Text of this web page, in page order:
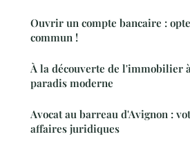
Ouvrir un compte bancaire :
commun !
À la découverte de l'immobilier
paradis moderne
Avocat au barreau d'Avignon :
affaires juridiques